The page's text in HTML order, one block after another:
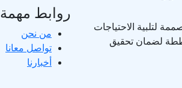
لتلبية الاحتياجات
لضمان تحقيق
روابط مهمة
من نحن
تواصل معانا
أخبارنا